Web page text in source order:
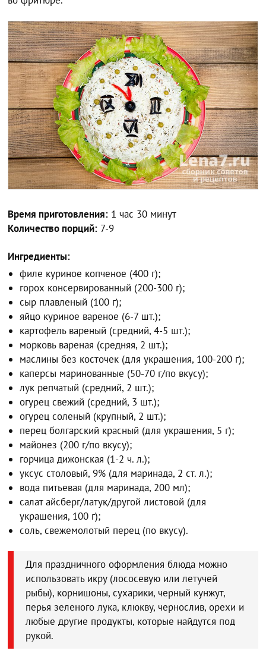
Время приготовления: 1 час 30 минут
Количество порций: 7-9
Ингредиенты:
филе куриное копченое (400 г);
горох консервированный (200-300 г);
сыр плавленый (100 г);
яйцо куриное вареное (6-7 шт.);
картофель вареный (средний, 4-5 шт.);
морковь вареная (средняя, 2 шт.);
маслины без косточек (для украшения, 100-200 г);
каперсы маринованные (50-70 г/по вкусу);
лук репчатый (средний, 2 шт.);
огурец свежий (средний, 3 шт.);
огурец соленый (крупный, 2 шт.);
перец болгарский красный (для украшения, 5 г);
майонез (200 г/по вкусу);
горчица дижонская (1-2 ч. л.);
уксус столовый, 9% (для маринада, 2 ст. л.);
вода питьевая (для маринада, 200 мл);
салат айсберг/латук/другой листовой (для
украшения, 100 г);
соль, свежемолотый перец (по вкусу).
Для праздничного оформления блюда можно
использовать икру (лососевую или летучей
рыбы), корнишоны, сухарики, черный кунжут,
перья зеленого лука, клюкву, чернослив, орехи и
любые другие продукты, которые найдутся под
рукой.